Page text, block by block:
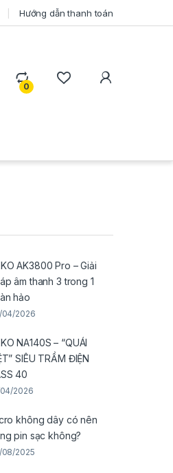
Hướng dẫn thanh toán
0
AK3800 Pro – Giải
âm thanh 3 trong 1
hảo
04/2026
NA140S – “QUÁI
SIÊU TRẦM ĐIỆN
40
2026
không dây có nên
pin sạc không?
2025